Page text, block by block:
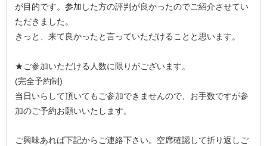
が目的です。参加した方の評判が良かったのでご紹介させてい
ただきました。
きっと、来て良かったと言っていただけることと思います。
★ご参加いただける人数に限りがございます。
(完全予約制)
当日いらして頂いてもご参加できませんので、お手数ですが参
加のご予約お願いいたします。
ご興味あれば下記からご連絡下さい。空席確認して折り返しご